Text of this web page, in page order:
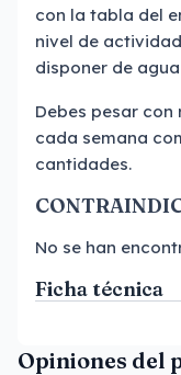
con la tabla del
nivel de
disponer de
Debes pesar
cada semana
cantidades.
No se han
Ficha técnica
Opiniones del